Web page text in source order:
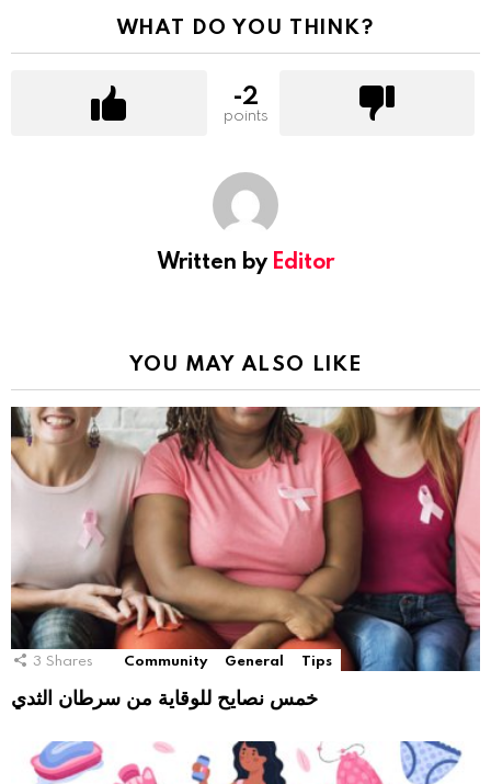
WHAT DO YOU THINK?
-2
points
Written by Editor
YOU MAY ALSO LIKE
3 Shares Community General Tips
خمس نصايح للوقاية من سرطان الثدي